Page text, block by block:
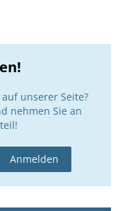
unserer Seite?
nehmen Sie an
Anmelden